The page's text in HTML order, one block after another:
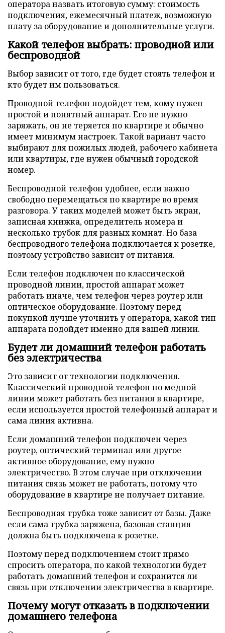
оператора назвать итоговую сумму: стоимость
подключения, ежемесячный платеж, возможную
плату за оборудование и дополнительные услуги.
Какой телефон выбрать: проводной или
беспроводной
Выбор зависит от того, где будет стоять телефон и
кто будет им пользоваться.
Проводной телефон подойдет тем, кому нужен
простой и понятный аппарат. Его не нужно
заряжать, он не теряется по квартире и обычно
имеет минимум настроек. Такой вариант часто
выбирают для пожилых людей, рабочего кабинета
или квартиры, где нужен обычный городской
номер.
Беспроводной телефон удобнее, если важно
свободно перемещаться по квартире во время
разговора. У таких моделей может быть экран,
записная книжка, определитель номера и
несколько трубок для разных комнат. Но база
беспроводного телефона подключается к розетке,
поэтому устройство зависит от питания.
Если телефон подключен по классической
проводной линии, простой аппарат может
работать иначе, чем телефон через роутер или
оптическое оборудование. Поэтому перед
покупкой лучше уточнить у оператора, какой тип
аппарата подойдет именно для вашей линии.
Будет ли домашний телефон работать
без электричества
Это зависит от технологии подключения.
Классический проводной телефон по медной
линии может работать без питания в квартире,
если используется простой телефонный аппарат и
сама линия активна.
Если домашний телефон подключен через
роутер, оптический терминал или другое
активное оборудование, ему нужно
электричество. В этом случае при отключении
питания связь может не работать, потому что
оборудование в квартире не получает питание.
Беспроводная трубка тоже зависит от базы. Даже
если сама трубка заряжена, базовая станция
должна быть подключена к розетке.
Поэтому перед подключением стоит прямо
спросить оператора, по какой технологии будет
работать домашний телефон и сохранится ли
связь при отключении электричества в квартире.
Почему могут отказать в подключении
домашнего телефона